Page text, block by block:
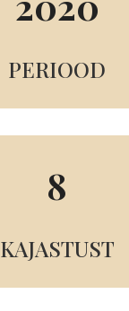
PERIOOD
8
KAJASTUST